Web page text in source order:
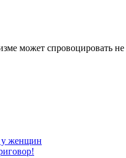
может спровоцировать
у женщин